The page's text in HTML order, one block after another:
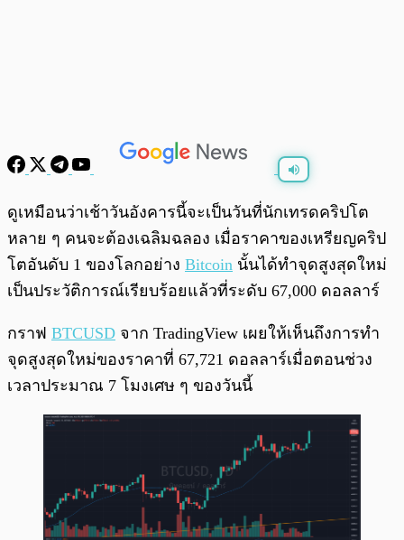
พร้อมเล่น / 0:00
ดูเหมือนว่าเช้าวันอังคารนี้จะเป็นวันที่นักเทรดคริปโต
หลาย ๆ คนจะต้องเฉลิมฉลอง เมื่อราคาของเหรียญคริป
โตอันดับ 1 ของโลกอย่าง Bitcoin นั้นได้ทำจุดสูงสุดใหม่
เป็นประวัติการณ์เรียบร้อยแล้วที่ระดับ 67,000 ดอลลาร์
กราฟ BTCUSD จาก TradingView เผยให้เห็นถึงการทำ
จุดสูงสุดใหม่ของราคาที่ 67,721 ดอลลาร์เมื่อตอนช่วง
เวลาประมาณ 7 โมงเศษ ๆ ของวันนี้